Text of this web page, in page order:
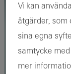
Vi kan
åtgärder, som
sina egna
samtycke
mer